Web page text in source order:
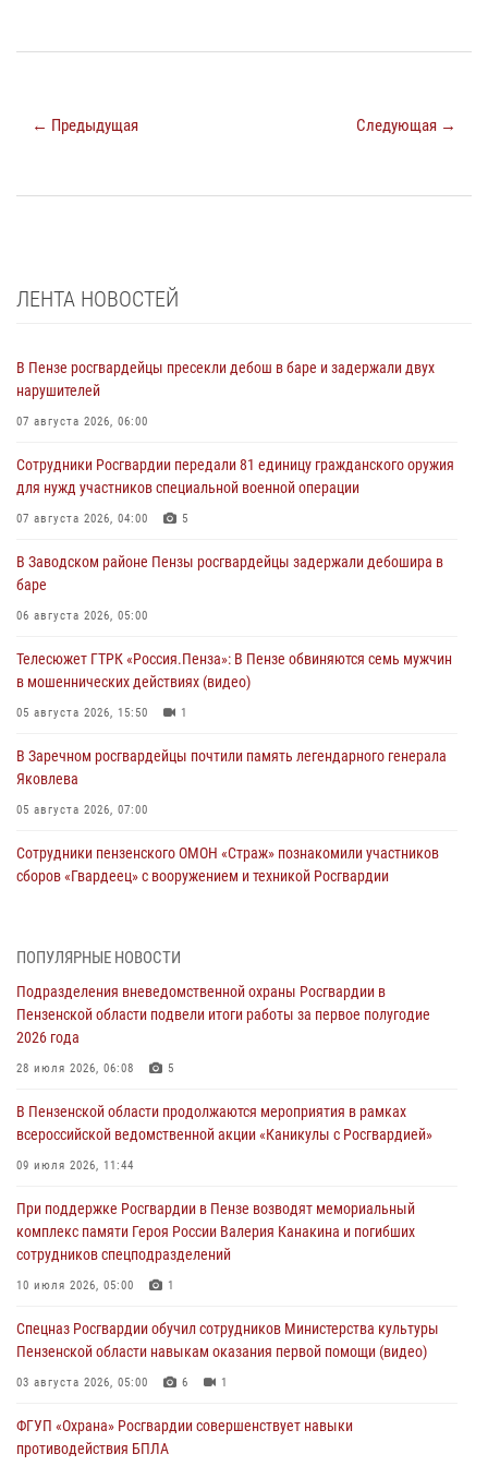
← Предыдущая Следующая →
ЛЕНТА НОВОСТЕЙ
В Пензе росгвардейцы пресекли дебош в баре и задержали двух
нарушителей
07 августа 2026, 06:00
Сотрудники Росгвардии передали 81 единицу гражданского оружия
для нужд участников специальной военной операции
07 августа 2026, 04:00 5
В Заводском районе Пензы росгвардейцы задержали дебошира в
баре
06 августа 2026, 05:00
Телесюжет ГТРК «Россия.Пенза»: В Пензе обвиняются семь мужчин
в мошеннических действиях (видео)
05 августа 2026, 15:50 1
В Заречном росгвардейцы почтили память легендарного генерала
Яковлева
05 августа 2026, 07:00
Сотрудники пензенского ОМОН «Страж» познакомили участников
сборов «Гвардеец» с вооружением и техникой Росгвардии
В Пензе сотрудники Росгвардии оказали помощь
05 августа 2026, 04:00
В Пензе при силовой поддержке Росгвардии пресечена
деятельность ОПГ, маскировавшейся под реабилитационный центр
В Управлении Росгвардии по Пензенской области подвели итоги
04 августа 2026, 06:08
Росгвардия обеспечила безопасность праздничных мероприятий в
День ВДВ в Пензе
ПОПУЛЯРНЫЕ НОВОСТИ
Подразделения вневедомственной охраны Росгвардии в
Пензенской области подвели итоги работы за первое полугодие
2026 года
28 июля 2026, 06:08 5
В Пензенской области продолжаются мероприятия в рамках
всероссийской ведомственной акции «Каникулы с Росгвардией»
09 июля 2026, 11:44
При поддержке Росгвардии в Пензе возводят мемориальный
комплекс памяти Героя России Валерия Канакина и погибших
сотрудников спецподразделений
10 июля 2026, 05:00 1
Спецназ Росгвардии обучил сотрудников Министерства культуры
Пензенской области навыкам оказания первой помощи (видео)
03 августа 2026, 05:00 6 1
ФГУП «Охрана» Росгвардии совершенствует навыки
противодействия БПЛА